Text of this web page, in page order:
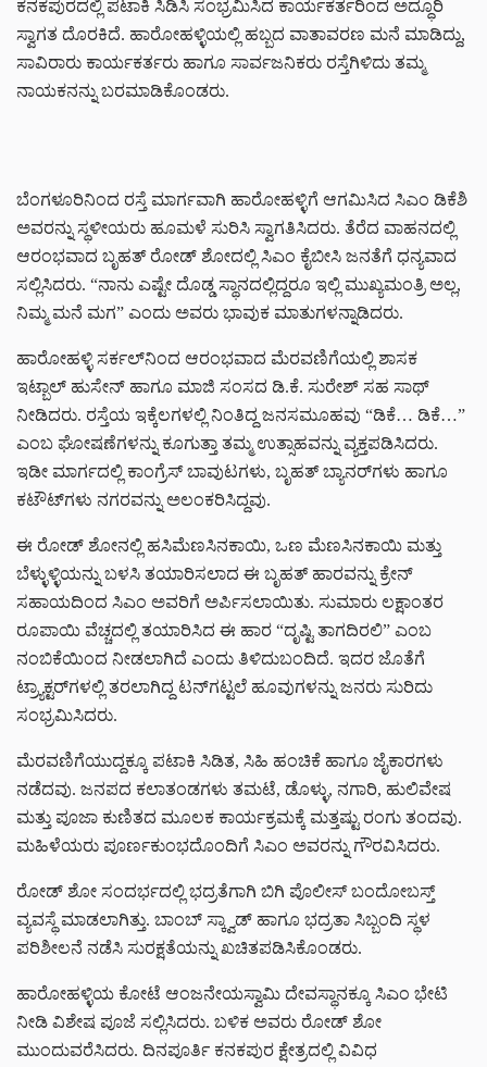
ಕನಕಪುರದಲ್ಲಿ ಪಟಾಕಿ ಸಿಡಿಸಿ ಸಂಭ್ರಮಿಸಿದ ಕಾರ್ಯಕರ್ತರಿಂದ ಅದ್ಧೂರಿ
ಸ್ವಾಗತ ದೊರಕಿದೆ. ಹಾರೋಹಳ್ಳಿಯಲ್ಲಿ ಹಬ್ಬದ ವಾತಾವರಣ ಮನೆ ಮಾಡಿದ್ದು,
ಸಾವಿರಾರು ಕಾರ್ಯಕರ್ತರು ಹಾಗೂ ಸಾರ್ವಜನಿಕರು ರಸ್ತೆಗಿಳಿದು ತಮ್ಮ
ನಾಯಕನನ್ನು ಬರಮಾಡಿಕೊಂಡರು.
ಬೆಂಗಳೂರಿನಿಂದ ರಸ್ತೆ ಮಾರ್ಗವಾಗಿ ಹಾರೋಹಳ್ಳಿಗೆ ಆಗಮಿಸಿದ ಸಿಎಂ ಡಿಕೆಶಿ
ಅವರನ್ನು ಸ್ಥಳೀಯರು ಹೂಮಳೆ ಸುರಿಸಿ ಸ್ವಾಗತಿಸಿದರು. ತೆರೆದ ವಾಹನದಲ್ಲಿ
ಆರಂಭವಾದ ಬೃಹತ್ ರೋಡ್ ಶೋದಲ್ಲಿ ಸಿಎಂ ಕೈಬೀಸಿ ಜನತೆಗೆ ಧನ್ಯವಾದ
ಸಲ್ಲಿಸಿದರು. “ನಾನು ಎಷ್ಟೇ ದೊಡ್ಡ ಸ್ಥಾನದಲ್ಲಿದ್ದರೂ ಇಲ್ಲಿ ಮುಖ್ಯಮಂತ್ರಿ ಅಲ್ಲ,
ನಿಮ್ಮ ಮನೆ ಮಗ” ಎಂದು ಅವರು ಭಾವುಕ ಮಾತುಗಳನ್ನಾಡಿದರು.
ಹಾರೋಹಳ್ಳಿ ಸರ್ಕಲ್‌ನಿಂದ ಆರಂಭವಾದ ಮೆರವಣಿಗೆಯಲ್ಲಿ ಶಾಸಕ
ಇಟ್ಬಾಲ್ ಹುಸೇನ್ ಹಾಗೂ ಮಾಜಿ ಸಂಸದ ಡಿ.ಕೆ. ಸುರೇಶ್ ಸಹ ಸಾಥ್
ನೀಡಿದರು. ರಸ್ತೆಯ ಇಕ್ಕೆಲಗಳಲ್ಲಿ ನಿಂತಿದ್ದ ಜನಸಮೂಹವು “ಡಿಕೆ… ಡಿಕೆ…”
ಎಂಬ ಘೋಷಣೆಗಳನ್ನು ಕೂಗುತ್ತಾ ತಮ್ಮ ಉತ್ಸಾಹವನ್ನು ವ್ಯಕ್ತಪಡಿಸಿದರು.
ಇಡೀ ಮಾರ್ಗದಲ್ಲಿ ಕಾಂಗ್ರೆಸ್ ಬಾವುಟಗಳು, ಬೃಹತ್ ಬ್ಯಾನರ್‌ಗಳು ಹಾಗೂ
ಕಟೌಟ್‌ಗಳು ನಗರವನ್ನು ಅಲಂಕರಿಸಿದ್ದವು.
ಈ ರೋಡ್ ಶೋನಲ್ಲಿ ಹಸಿಮೆಣಸಿನಕಾಯಿ, ಒಣ ಮೆಣಸಿನಕಾಯಿ ಮತ್ತು
ಬೆಳ್ಳುಳ್ಳಿಯನ್ನು ಬಳಸಿ ತಯಾರಿಸಲಾದ ಈ ಬೃಹತ್ ಹಾರವನ್ನು ಕ್ರೇನ್
ಸಹಾಯದಿಂದ ಸಿಎಂ ಅವರಿಗೆ ಅರ್ಪಿಸಲಾಯಿತು. ಸುಮಾರು ಲಕ್ಷಾಂತರ
ರೂಪಾಯಿ ವೆಚ್ಚದಲ್ಲಿ ತಯಾರಿಸಿದ ಈ ಹಾರ “ದೃಷ್ಟಿ ತಾಗದಿರಲಿ” ಎಂಬ
ನಂಬಿಕೆಯಿಂದ ನೀಡಲಾಗಿದೆ ಎಂದು ತಿಳಿದುಬಂದಿದೆ. ಇದರ ಜೊತೆಗೆ
ಟ್ರ್ಯಾಕ್ಟರ್‌ಗಳಲ್ಲಿ ತರಲಾಗಿದ್ದ ಟನ್‌ಗಟ್ಟಲೆ ಹೂವುಗಳನ್ನು ಜನರು ಸುರಿದು
ಸಂಭ್ರಮಿಸಿದರು.
ಮೆರವಣಿಗೆಯುದ್ದಕ್ಕೂ ಪಟಾಕಿ ಸಿಡಿತ, ಸಿಹಿ ಹಂಚಿಕೆ ಹಾಗೂ ಜೈಕಾರಗಳು
ನಡೆದವು. ಜನಪದ ಕಲಾತಂಡಗಳು ತಮಟೆ, ಡೊಳ್ಳು, ನಗಾರಿ, ಹುಲಿವೇಷ
ಮತ್ತು ಪೂಜಾ ಕುಣಿತದ ಮೂಲಕ ಕಾರ್ಯಕ್ರಮಕ್ಕೆ ಮತ್ತಷ್ಟು ರಂಗು ತಂದವು.
ಮಹಿಳೆಯರು ಪೂರ್ಣಕುಂಭದೊಂದಿಗೆ ಸಿಎಂ ಅವರನ್ನು ಗೌರವಿಸಿದರು.
ರೋಡ್ ಶೋ ಸಂದರ್ಭದಲ್ಲಿ ಭದ್ರತೆಗಾಗಿ ಬಿಗಿ ಪೊಲೀಸ್ ಬಂದೋಬಸ್ತ್
ವ್ಯವಸ್ಥೆ ಮಾಡಲಾಗಿತ್ತು. ಬಾಂಬ್ ಸ್ಕ್ವಾಡ್ ಹಾಗೂ ಭದ್ರತಾ ಸಿಬ್ಬಂದಿ ಸ್ಥಳ
ಪರಿಶೀಲನೆ ನಡೆಸಿ ಸುರಕ್ಷತೆಯನ್ನು ಖಚಿತಪಡಿಸಿಕೊಂಡರು.
ಹಾರೋಹಳ್ಳಿಯ ಕೋಟೆ ಆಂಜನೇಯಸ್ವಾಮಿ ದೇವಸ್ಥಾನಕ್ಕೂ ಸಿಎಂ ಭೇಟಿ
ನೀಡಿ ವಿಶೇಷ ಪೂಜೆ ಸಲ್ಲಿಸಿದರು. ಬಳಿಕ ಅವರು ರೋಡ್ ಶೋ
ಮುಂದುವರೆಸಿದರು. ದಿನಪೂರ್ತಿ ಕನಕಪುರ ಕ್ಷೇತ್ರದಲ್ಲಿ ವಿವಿಧ